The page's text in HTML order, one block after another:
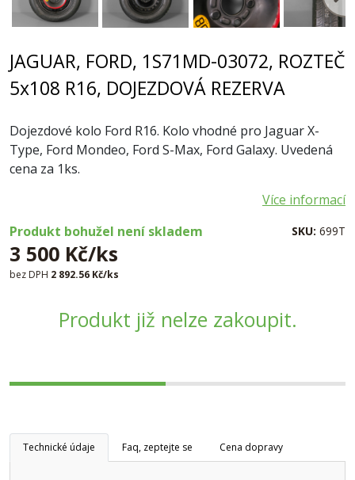
JAGUAR, FORD, 1S71MD-03072, ROZTEČ
5x108 R16, DOJEZDOVÁ REZERVA
Dojezdové kolo Ford R16. Kolo vhodné pro Jaguar X-
Type, Ford Mondeo, Ford S-Max, Ford Galaxy. Uvedená
cena za 1ks.
Více informací
Produkt bohužel není skladem
SKU: 699T
3 500 Kč/ks
bez DPH 2 892.56 Kč/ks
Produkt již nelze zakoupit.
Technické údaje Faq, zeptejte se Cena dopravy